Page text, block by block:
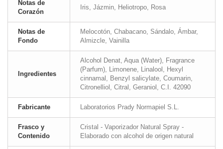
Notas de
Corazón
Iris, Jázmin, Heliotropo, Rosa
Notas de
Fondo
Melocotón, Chabacano, Sándalo, Ámbar,
Almizcle, Vainilla
Ingredientes
Alcohol Denat, Aqua (Water), Fragrance
(Parfum), Limonene, Linalool, Hexyl
cinnamal, Benzyl salicylate, Coumarin,
Citronelliol, Citral, Geraniol, C.I. 42090
Fabricante Laboratorios Prady Normapiel S.L.
Frasco y
Contenido
Cristal - Vaporizador Natural Spray -
Elaborado con alcohol de origen natural